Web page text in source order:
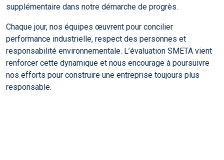
supplémentaire dans notre démarche de progrès.
Chaque jour, nos équipes œuvrent pour concilier
performance industrielle, respect des personnes et
responsabilité environnementale. L’évaluation SMETA vient
renforcer cette dynamique et nous encourage à poursuivre
nos efforts pour construire une entreprise toujours plus
responsable.